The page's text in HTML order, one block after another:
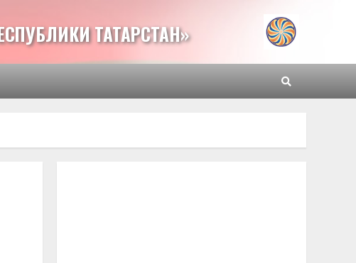
ТАТАРСТАН»